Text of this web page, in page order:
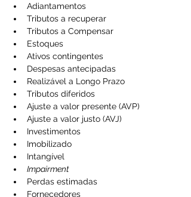
Adiantamentos
Tributos a recuperar
Tributos a Compensar
Estoques
Ativos contingentes
Despesas antecipadas
Realizável a Longo Prazo
Tributos diferidos
Ajuste a valor presente (AVP)
Ajuste a valor justo (AVJ)
Investimentos
Imobilizado
Intangível
Impairment
Perdas estimadas
Fornecedores